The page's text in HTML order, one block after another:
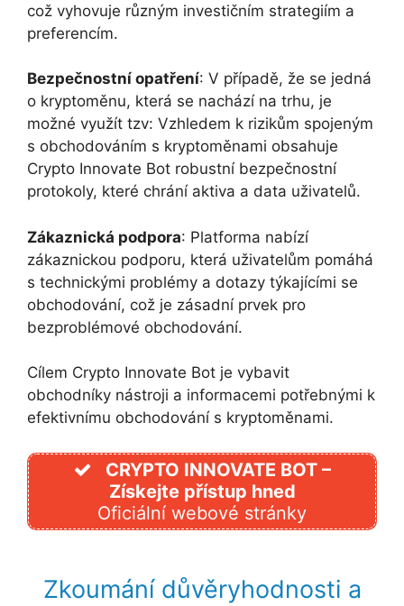
což vyhovuje různým investičním strategiím a
preferencím.
Bezpečnostní opatření: V případě, že se jedná
o kryptoměnu, která se nachází na trhu, je
možné využít tzv: Vzhledem k rizikům spojeným
s obchodováním s kryptoměnami obsahuje
Crypto Innovate Bot robustní bezpečnostní
protokoly, které chrání aktiva a data uživatelů.
Zákaznická podpora: Platforma nabízí
zákaznickou podporu, která uživatelům pomáhá
s technickými problémy a dotazy týkajícími se
obchodování, což je zásadní prvek pro
bezproblémové obchodování.
Cílem Crypto Innovate Bot je vybavit
obchodníky nástroji a informacemi potřebnými k
efektivnímu obchodování s kryptoměnami.
CRYPTO INNOVATE BOT –
Získejte přístup hned
Oficiální webové stránky
Zkoumání důvěryhodnosti a